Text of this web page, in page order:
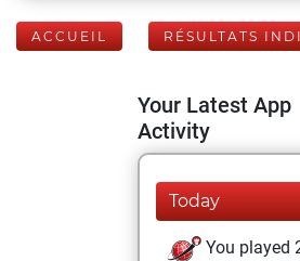
ACCUEIL RÉSULTATS
Your Latest App
Activity
Today
You played